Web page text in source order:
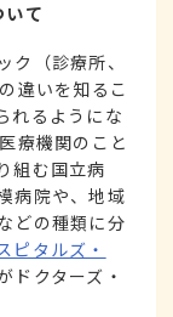
いて
（診療所、
違いを知るこ
れるようにな
療機関のこと
組む国立病
病院や、地域
どの種類に分
ピタルズ・
ドクターズ・